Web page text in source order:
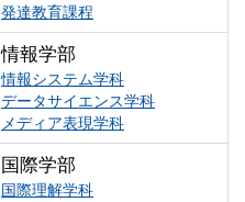
発達教育課程
情報学部
情報システム学科
データサイエンス学科
メディア表現学科
国際学部
国際理解学科